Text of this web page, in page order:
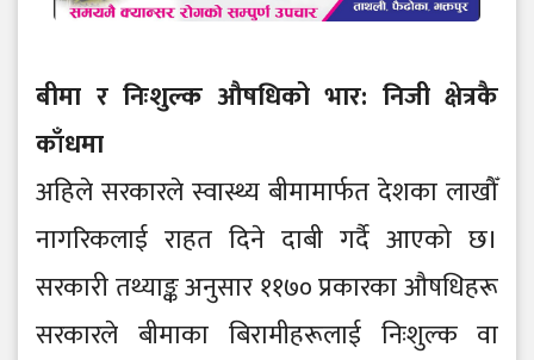
बीमा र निःशुल्क औषधिको भार: निजी क्षेत्रकै
काँधमा
अहिले सरकारले स्वास्थ्य बीमामार्फत देशका लाखौँ
नागरिकलाई राहत दिने दाबी गर्दै आएको छ।
सरकारी तथ्याङ्क अनुसार ११७० प्रकारका औषधिहरू
सरकारले बीमाका बिरामीहरूलाई निःशुल्क वा